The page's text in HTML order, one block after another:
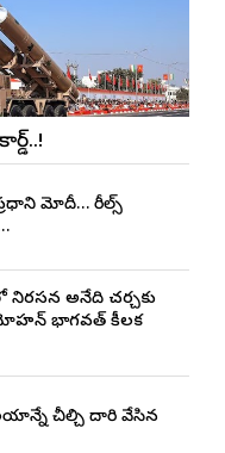
మోదీ… రీల్స్
అనేది చర్చకు
భాగవత్ కీలక
చీల్చి దారి వేసిన